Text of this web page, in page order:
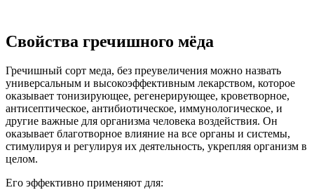
Свойства гречишного мёда
Гречишный сорт меда, без преувеличения можно назвать
универсальным и высокоэффективным лекарством, которое
оказывает тонизирующее, регенерирующее, кроветворное,
антисептическое, антибиотическое, иммунологическое, и
другие важные для организма человека воздействия. Он
оказывает благотворное влияние на все органы и системы,
стимулируя и регулируя их деятельность, укрепляя организм в
целом.
Его эффективно применяют для: